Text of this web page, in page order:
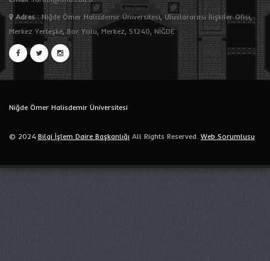
Adres:Niğde Ömer Halisdemir Üniversitesi, Uluslararası İlişkiler Ofisi,
Merkez Yerleşke, Bor Yolu, Merkez, 51240, NİĞDE
Niğde Ömer Halisdemir Üniversitesi
© 2024.Bilgi İşlem Daire Başkanlığı All Rights Reserved. Web Sorumlusu